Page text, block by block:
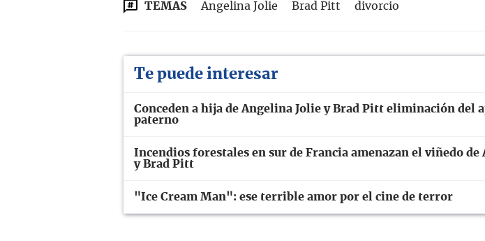
TEMAS Angelina Jolie Brad Pitt divorcio
Te puede interesar
Conceden a hija de Angelina Jolie y Brad Pitt eliminación del
paterno
Incendios forestales en sur de Francia amenazan el viñedo de
y Brad Pitt
"Ice Cream Man": ese terrible amor por el cine de terror